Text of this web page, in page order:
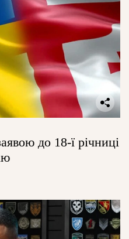
до 18-ї річниці